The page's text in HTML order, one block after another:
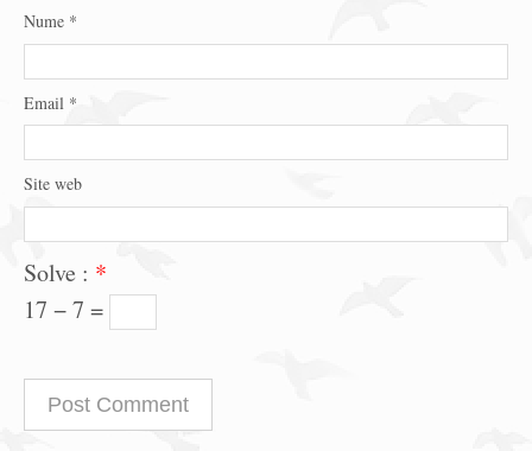
Nume *
Email *
Site web
Solve : *
17 − 7 =